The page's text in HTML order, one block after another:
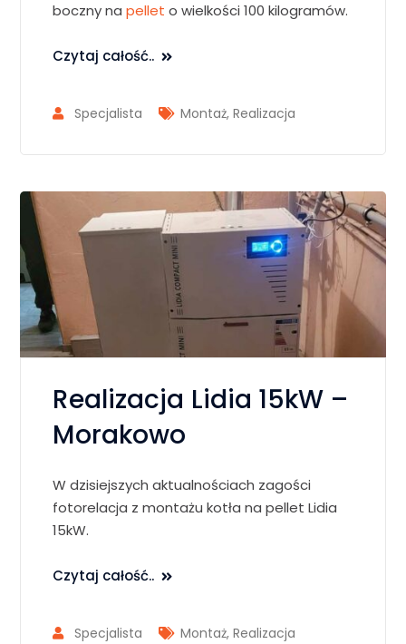
boczny napellet o wielkości 100 kilogramów.
Czytaj całość..
Specjalista Montaż,Realizacja
Realizacja Lidia 15kW –
Morakowo
W dzisiejszych aktualnościach zagości
fotorelacja z montażu kotła na pellet Lidia
15kW.
Czytaj całość..
Specjalista Montaż,Realizacja